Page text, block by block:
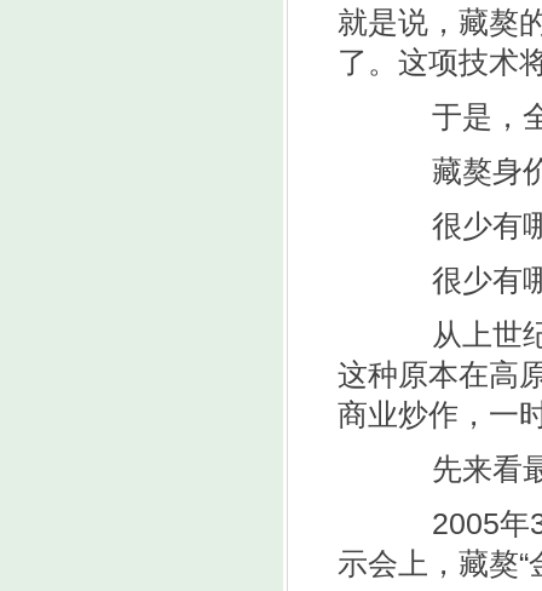
就是说，藏獒
了。这项技术
于是，全
藏獒身价
很少有哪
很少有哪
从上世纪
这种原本在高
商业炒作，一
先来看最
2005年3
示会上，藏獒